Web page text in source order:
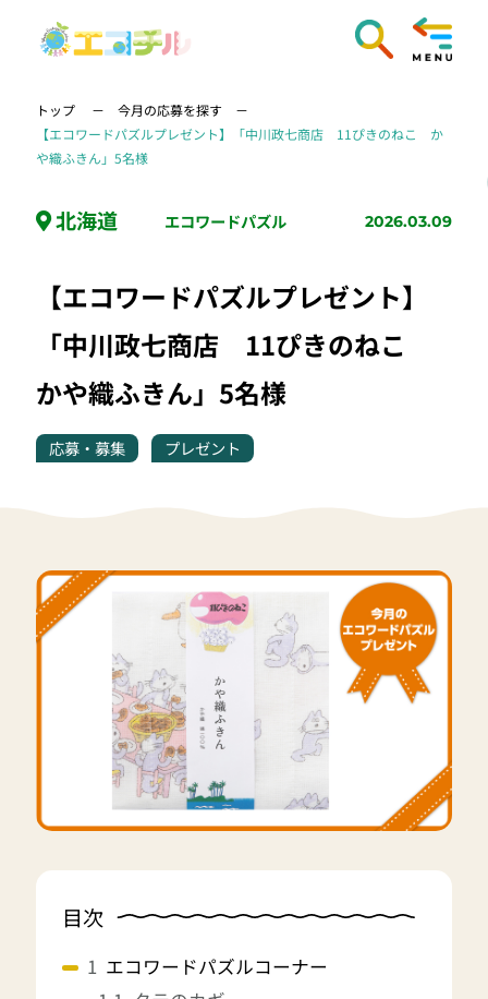
トップ
今月の応募を探す
【エコワードパズルプレゼント】「中川政七商店 11ぴきのねこ か
や織ふきん」5名様
北海道 エコワードパズル 2026.03.09
【エコワードパズルプレゼント】
「中川政七商店 11ぴきのねこ
かや織ふきん」5名様
応募・募集 プレゼント
目次
エコワードパズルコーナー